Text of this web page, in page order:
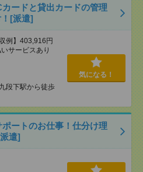
ードと貸出カードの管理
[派遣]
例】403,916円
サービスあり
九段下駅から徒歩
気になる！
ートのお仕事！仕分け理
遣]